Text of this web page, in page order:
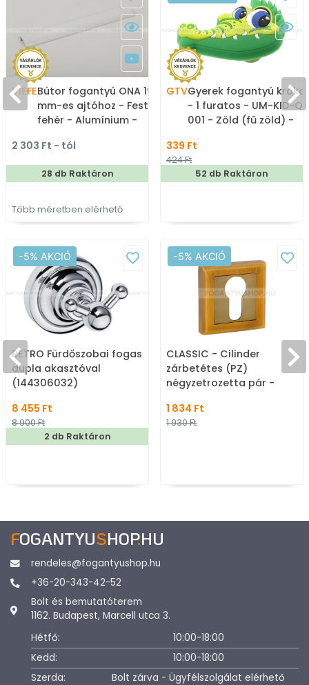
VIEFEBútor fogantyú ONA 19,7
mm-es ajtóhoz - Festett
fehér - Alumínium -
színes fém fogantyú
2 303 Ft - tól
28 db Raktáron
Több méretben elérhető
GTVGyerek fogantyú
- 1 furatos - UM-KID-Q-
001 - Zöld (fű zöld) -
állatos gyerekbútor
fogantyú
339 Ft
424 Ft
52 db Raktáron
-5% AKCIÓ
RETRO Fürdőszobai fogas
dupla akasztóval
(144306032)
8 455 Ft
8 900 Ft
2 db Raktáron
-5% AKCIÓ
CLASSIC - Cilinder
zárbetétes (PZ)
négyzetrozetta pár -
1 834 Ft
1 930 Ft
FOGANTYUSHOP.HU
rendeles@fogantyushop.hu
+36-20-343-42-52
Bolt és bemutatóterem
1162. Budapest, Marcell utca 3.
Hétfő:
10:00-18:00
Kedd:
10:00-18:00
Szerda:
Bolt zárva - Ügyfélszolgálat elérhető